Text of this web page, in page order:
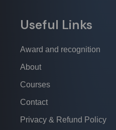
Useful Links
Award and recognition
About
Courses
Contact
Privacy & Refund Policy